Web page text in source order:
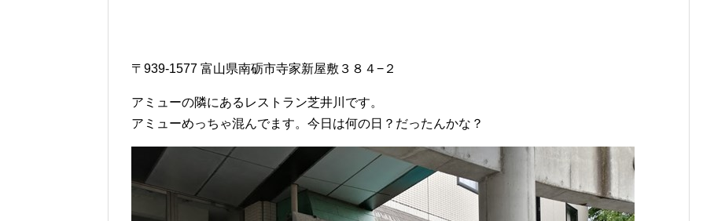
〒939-1577 富山県南砺市寺家新屋敷３８４−２
アミューの隣にあるレストラン芝井川です。
アミューめっちゃ混んでます。今日は何の日？だったんかな？